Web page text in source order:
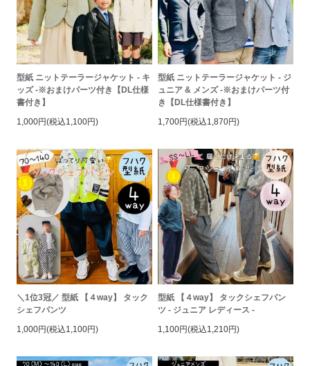
型紙 ニットテーラージャケット - キ
ッズ -※おまけパーツ付き【DL仕様
書付き】
1,000円(税込1,100円)
型紙 ニットテーラージャケット - ジ
ュニア & メンズ -※おまけパーツ付
き【DL仕様書付き】
1,700円(税込1,870円)
＼1位3冠／ 型紙 【４way】 タック
シェフパンツ
1,000円(税込1,100円)
型紙 【４way】 タックシェフパン
ツ - ジュニア レディース -
1,100円(税込1,210円)